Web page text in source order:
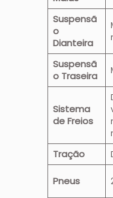
Suspensã
o
Dianteira
Suspensã
o Traseira
Sistema
de Freios
Tração
Pneus